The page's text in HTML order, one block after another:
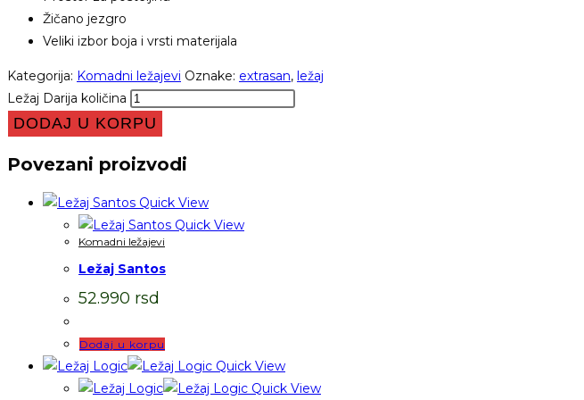
Žičano jezgro
Veliki izbor boja i vrsti materijala
Kategorija: Komadni ležajevi Oznake: extrasan, ležaj
Ležaj Darija količina
DODAJ U KORPU
Povezani proizvodi
Quick View
Quick View
Komadni ležajevi
Ležaj Santos
52.990 rsd
Dodaj u korpu
Quick View
Quick View